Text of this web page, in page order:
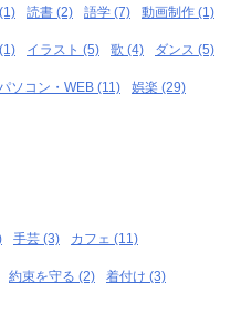
読書 (2) 語学 (7) 動画制作 (1)
イラスト (5) 歌 (4) ダンス (5)
ソコン・WEB (11) 娯楽 (29)
手芸 (3) カフェ (11)
約束を守る (2) 着付け (3)